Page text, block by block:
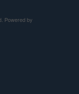
Powered by